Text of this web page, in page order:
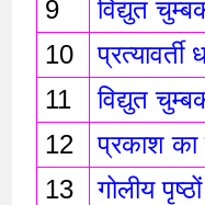
9
विद्युत
10
प्रत्यावर्ती
11
विद्युत
12
प्रकाश का
13
गोलीय